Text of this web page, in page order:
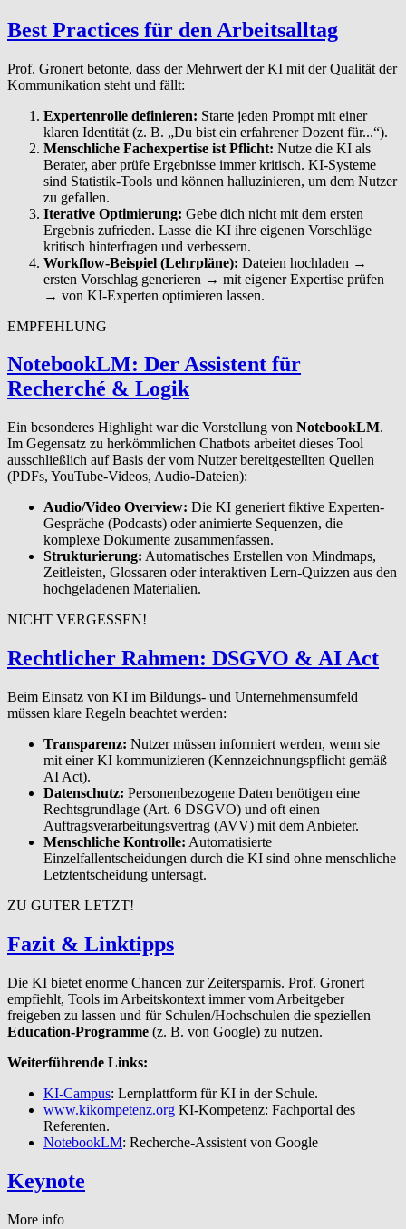
Best Practices für den Arbeitsalltag
Prof. Gronert betonte, dass der Mehrwert der KI mit der Qualität der
Kommunikation steht und fällt:
Expertenrolle definieren: Starte jeden Prompt mit einer
klaren Identität (z. B. „Du bist ein erfahrener Dozent für...“).
Menschliche Fachexpertise ist Pflicht: Nutze die KI als
Berater, aber prüfe Ergebnisse immer kritisch. KI-Systeme
sind Statistik-Tools und können halluzinieren, um dem Nutzer
zu gefallen.
Iterative Optimierung: Gebe dich nicht mit dem ersten
Ergebnis zufrieden. Lasse die KI ihre eigenen Vorschläge
kritisch hinterfragen und verbessern.
Workflow-Beispiel (Lehrpläne): Dateien hochladen →
ersten Vorschlag generieren → mit eigener Expertise prüfen
→ von KI-Experten optimieren lassen.
EMPFEHLUNG
NotebookLM: Der Assistent für
Recherché & Logik
Ein besonderes Highlight war die Vorstellung von NotebookLM.
Im Gegensatz zu herkömmlichen Chatbots arbeitet dieses Tool
ausschließlich auf Basis der vom Nutzer bereitgestellten Quellen
(PDFs, YouTube-Videos, Audio-Dateien):
Audio/Video Overview: Die KI generiert fiktive Experten-
Gespräche (Podcasts) oder animierte Sequenzen, die
komplexe Dokumente zusammenfassen.
Strukturierung: Automatisches Erstellen von Mindmaps,
Zeitleisten, Glossaren oder interaktiven Lern-Quizzen aus den
hochgeladenen Materialien.
NICHT VERGESSEN!
Rechtlicher Rahmen: DSGVO & AIAct
Beim Einsatz von KI im Bildungs- und Unternehmensumfeld
müssen klare Regeln beachtet werden:
Transparenz: Nutzer müssen informiert werden, wenn sie
mit einer KI kommunizieren (Kennzeichnungspflicht gemäß
AI Act).
Datenschutz: Personenbezogene Daten benötigen eine
Rechtsgrundlage (Art. 6 DSGVO) und oft einen
Auftragsverarbeitungsvertrag (AVV) mit dem Anbieter.
Menschliche Kontrolle: Automatisierte
Einzelfallentscheidungen durch die KI sind ohne menschliche
Letztentscheidung untersagt.
ZU GUTER LETZT!
Fazit & Linktipps
Die KI bietet enorme Chancen zur Zeitersparnis. Prof. Gronert
empfiehlt, Tools im Arbeitskontext immer vom Arbeitgeber
freigeben zu lassen und für Schulen/Hochschulen die speziellen
Education-Programme (z. B. von Google) zu nutzen.
Weiterführende Links:
KI-Campus: Lernplattform für KI in der Schule.
www.kikompetenz.org KI-Kompetenz: Fachportal des
Referenten.
NotebookLM: Recherche-Assistent von Google
Keynote
More info